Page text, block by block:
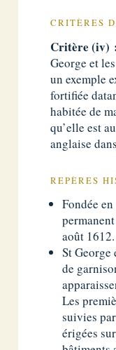
CRITÈRES
Critère (iv)
George et
un exemple
fortifiée
habitée de
qu’elle est
anglaise
REPÈRES
Fondée
août 1612.
St George
de
Les
suivies
érigées